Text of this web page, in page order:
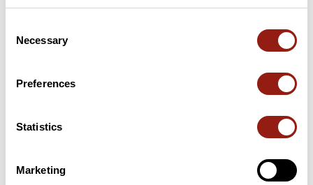
Selection
Necessary
Preferences
Statistics
Marketing
53 km Col du Fau 899 m
58 km
Découvrez ce parcours de vélo de 73,8 km à proximité de Vif.
ascension cumulée de plus de 1710m. Prévoyez environ 3
heures et 58 minutes pour réaliser ce parcours.